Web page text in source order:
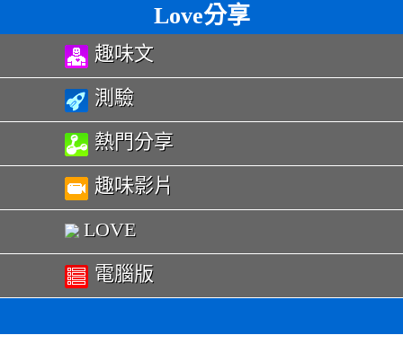
Love分享
趣味文
測驗
熱門分享
趣味影片
LOVE
電腦版